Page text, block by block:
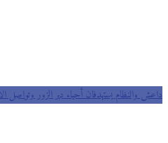
داعش والنظام يستهدفان أحياء دير الزور وتواصل